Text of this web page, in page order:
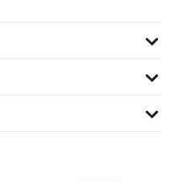
altro per sostituirlo in tempo